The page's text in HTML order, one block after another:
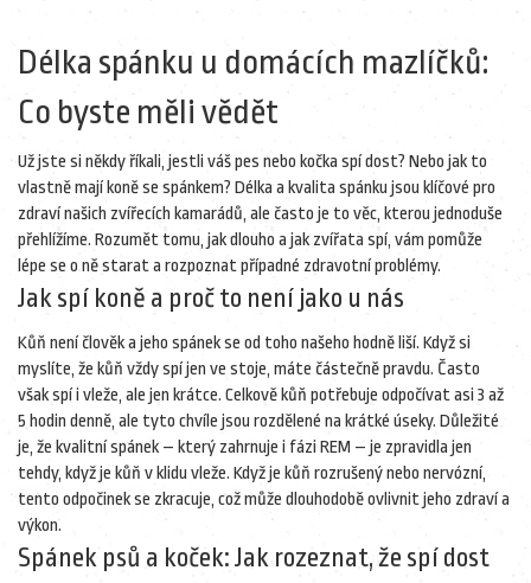
Délka spánku u domácích mazlíčků:
Co byste měli vědět
Už jste si někdy říkali, jestli váš pes nebo kočka spí dost? Nebo jak to
vlastně mají koně se spánkem? Délka a kvalita spánku jsou klíčové pro
zdraví našich zvířecích kamarádů, ale často je to věc, kterou jednoduše
přehlížíme. Rozumět tomu, jak dlouho a jak zvířata spí, vám pomůže
lépe se o ně starat a rozpoznat případné zdravotní problémy.
Jak spí koně a proč to není jako u nás
Kůň není člověk a jeho spánek se od toho našeho hodně liší. Když si
myslíte, že kůň vždy spí jen ve stoje, máte částečně pravdu. Často
však spí i vleže, ale jen krátce. Celkově kůň potřebuje odpočívat asi 3 až
5 hodin denně, ale tyto chvíle jsou rozdělené na krátké úseky. Důležité
je, že kvalitní spánek – který zahrnuje i fázi REM – je zpravidla jen
tehdy, když je kůň v klidu vleže. Když je kůň rozrušený nebo nervózní,
tento odpočinek se zkracuje, což může dlouhodobě ovlivnit jeho zdraví a
výkon.
Spánek psů a koček: Jak rozeznat, že spí dost